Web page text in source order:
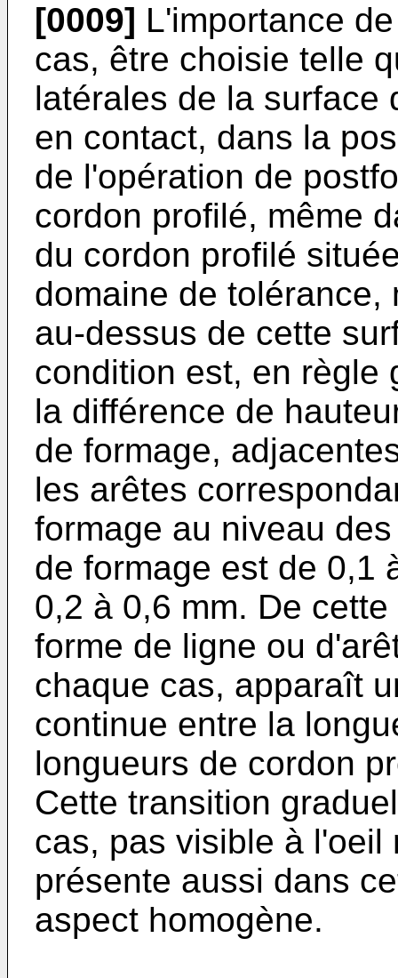
[0009] L'importance
cas, être choisie telle
latérales de la surface
en contact, dans la
de l'opération de
cordon profilé, même
du cordon profilé
domaine de tolérance,
au-dessus de cette
condition est, en règle
la différence de
de formage,
les arêtes
formage au niveau
de formage est de 0,1
0,2 à 0,6 mm. De
forme de ligne ou
chaque cas, apparaît
continue entre la
longueurs de cordon
Cette transition
cas, pas visible à
présente aussi dans
aspect homogène.